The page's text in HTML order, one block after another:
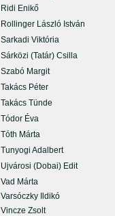
Ridi Enikő
Rollinger László István
Sarkadi Viktória
Sárközi (Tatár) Csilla
Szabó Margit
Takács Péter
Takács Tünde
Tódor Éva
Tóth Márta
Tunyogi Adalbert
Ujvárosi (Dobai) Edit
Vad Márta
Varsóczky Ildikó
Vincze Zsolt